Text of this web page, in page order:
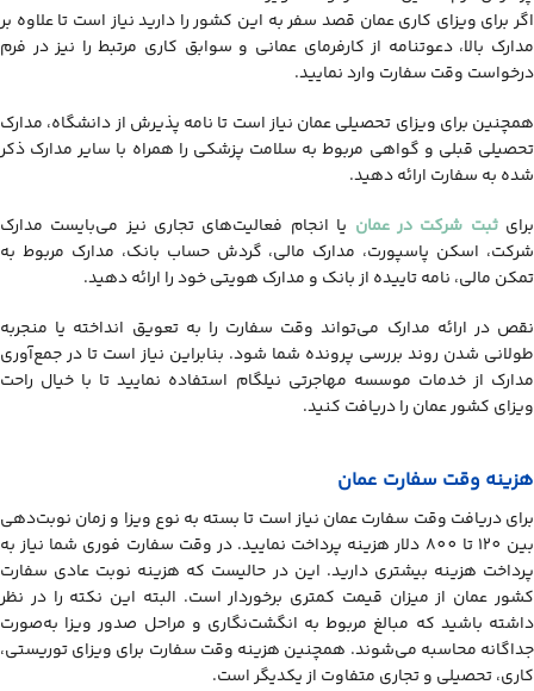
اگر برای ویزای کاری عمان قصد سفر به این کشور را دارید نیاز است تا علاوه بر
مدارک بالا، دعوتنامه از کارفرمای عمانی و سوابق کاری مرتبط را نیز در فرم
درخواست وقت سفارت وارد نمایید.
همچنین برای ویزای تحصیلی عمان نیاز است تا نامه پذیرش از دانشگاه، مدارک
تحصیلی قبلی و گواهی مربوط به سلامت پزشکی را همراه با سایر مدارک ذکر
شده به سفارت ارائه دهید.
برایثبت شرکت در عمان یا انجام فعالیت‌های تجاری نیز می‌بایست مدارک
شرکت، اسکن پاسپورت، مدارک مالی، گردش حساب بانک، مدارک مربوط به
تمکن مالی، نامه تاییده از بانک و مدارک هویتی خود را ارائه دهید.
نقص در ارائه مدارک می‌تواند وقت سفارت را به تعویق انداخته یا منجربه
طولانی شدن روند بررسی پرونده شما شود. بنابراین نیاز است تا در جمع‌آوری
مدارک از خدمات موسسه مهاجرتی نیلگام استفاده نمایید تا با خیال راحت
ویزای کشور عمان را دریافت کنید.
هزینه وقت سفارت عمان
برای دریافت وقت سفارت عمان نیاز است تا بسته به نوع ویزا و زمان نوبت‌دهی
بین 120 تا 800 دلار هزینه پرداخت نمایید. در وقت سفارت فوری شما نیاز به
پرداخت هزینه بیشتری دارید. این در حالیست که هزینه نوبت عادی سفارت
کشور عمان از میزان قیمت کمتری برخوردار است. البته این نکته را در نظر
داشته باشید که مبالغ مربوط به انگشت‌نگاری و مراحل صدور ویزا به‌صورت
جداگانه محاسبه می‌شوند. همچنین هزینه وقت سفارت برای ویزای توریستی،
کاری، تحصیلی و تجاری متفاوت از یکدیگر است.